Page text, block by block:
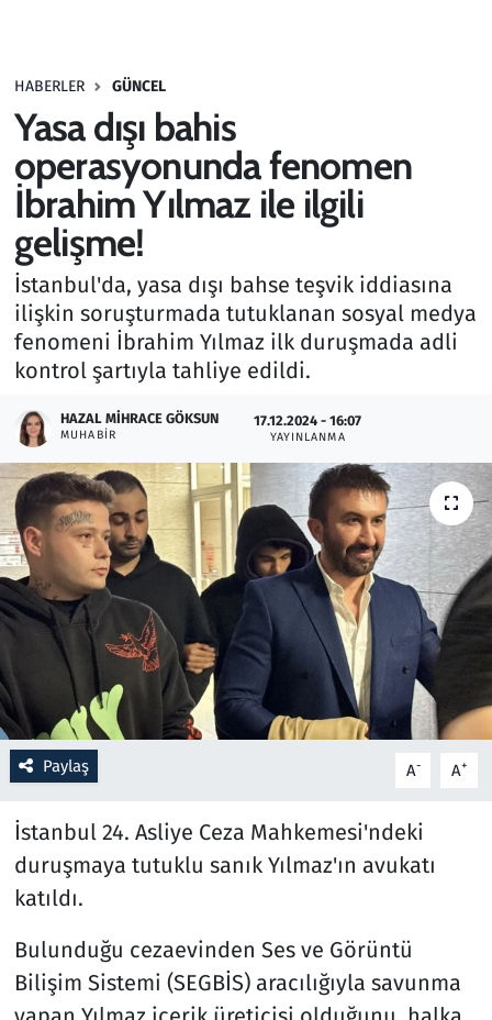
HABERLER GÜNCEL
Yasa dışı bahis
operasyonunda fenomen
İbrahim Yılmaz ile ilgili
gelişme!
İstanbul'da, yasa dışı bahse teşvik iddiasına
ilişkin soruşturmada tutuklanan sosyal medya
fenomeni İbrahim Yılmaz ilk duruşmada adli
kontrol şartıyla tahliye edildi.
HAZAL MIHRACE GÖKSUN
MUHABIR
17.12.2024 - 16:07
YAYINLANMA
Paylaş A- A+
İstanbul 24. Asliye Ceza Mahkemesi'ndeki
duruşmaya tutuklu sanık Yılmaz'ın avukatı
katıldı.
Bulunduğu cezaevinden Ses ve Görüntü
Bilişim Sistemi (SEGBİS) aracılığıyla savunma
Haber
Kültür Sanat
Kurumsal Haberler
Lezzet Durağı
Memur ve Kamu
Otomobil
Oyun
Ramazan
Resmi İlanlar
Rüya Tabirleri
Sağlık
Savunma Sanayi
Seçim 2023
Spor
Teknoloji ve Bilim
Televizyon